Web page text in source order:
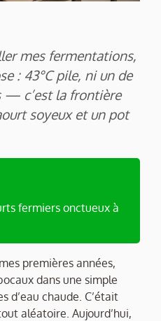
mes fermentations,
: 43°C pile, ni un de
— c’est la frontière
soyeux et un pot
fermiers onctueux à
premières années,
dans une simple
d’eau chaude. C’était
aléatoire. Aujourd’hui,